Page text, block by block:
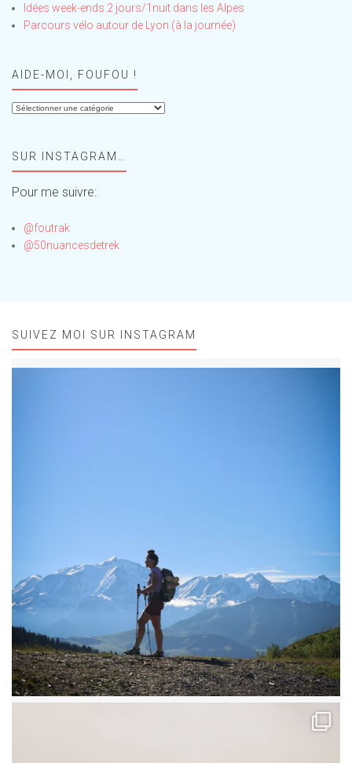
Idées week-ends 2 jours/1nuit dans les Alpes
Parcours vélo autour de Lyon (à la journée)
AIDE-MOI, FOUFOU !
Aide-
!SUR INSTAGRAM…
Pour me suivre:
@foutrak
@50nuancesdetrek
SUIVEZ MOI SUR INSTAGRAM